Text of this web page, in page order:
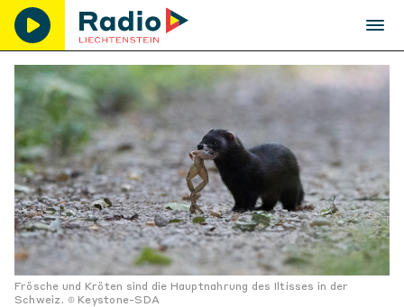
Frösche und Kröten sind die Hauptnahrung des Iltisses in der
Schweiz.
Keystone-SDA